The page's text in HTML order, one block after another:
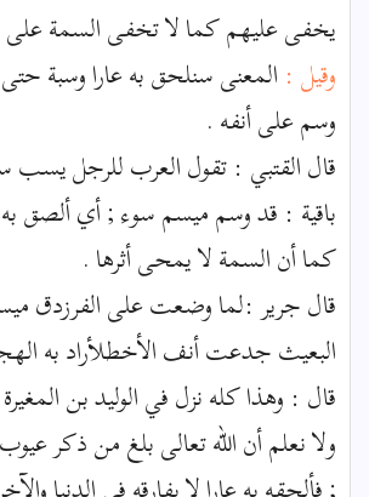
يخفى عليهم كما لا تخفى السمة على
وقيل : المعنى سنلحق به عارا وسبة
وسم على أنفه .
قال القتبي : تقول العرب للرجل يسب
باقية : قد وسم ميسم سوء ; أي ألصق به
كما أن السمة لا يمحى أثرها .
قال جرير :لما وضعت على الفرزدق
البعيث جدعت أنف الأخطلأراد به
قال : وهذا كله نزل في الوليد بن
ولا نعلم أن الله تعالى بلغ من ذكر